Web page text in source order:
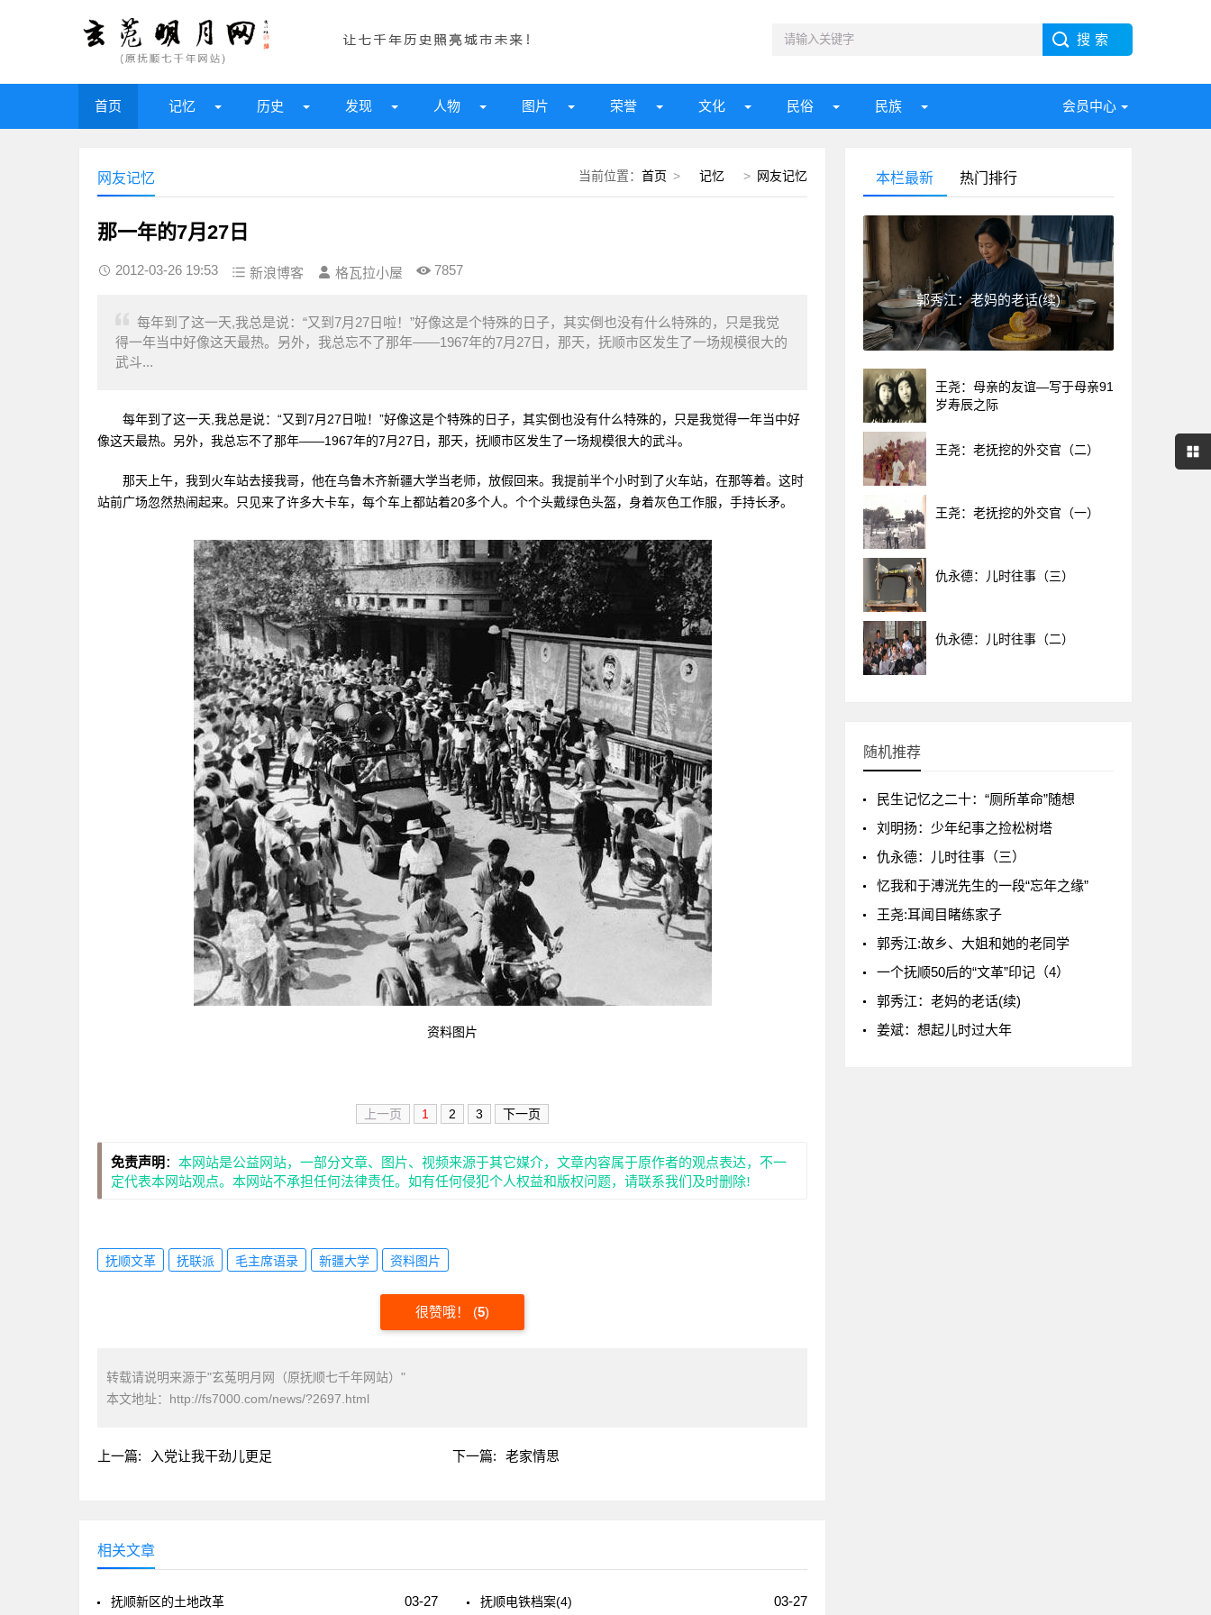
首页 记忆 历史 发现 人物 图片 荣誉 文化 民俗 民族 会员中心
当前位置： 首页 > 记忆 > 网友记忆
网友记忆
那一年的7月27日
2012-03-26 19:53 新浪博客 格瓦拉小屋 7857
每年到了这一天,我总是说：“又到7月27日啦！”好像这是个特殊的日子，其实倒也没有什么特殊的，只是我觉
得一年当中好像这天最热。另外，我总忘不了那年——1967年的7月27日，那天，抚顺市区发生了一场规模很大的
武斗...
每年到了这一天,我总是说：“又到7月27日啦！”好像这是个特殊的日子，其实倒也没有什么特殊的，只是我觉得一年当中好
像这天最热。另外，我总忘不了那年——1967年的7月27日，那天，抚顺市区发生了一场规模很大的武斗。
那天上午，我到火车站去接我哥，他在乌鲁木齐新疆大学当老师，放假回来。我提前半个小时到了火车站，在那等着。这时
站前广场忽然热闹起来。只见来了许多大卡车，每个车上都站着20多个人。个个头戴绿色头盔，身着灰色工作服，手持长矛。
资料图片
上一页 1 2 3 下一页
免责声明 ： 本网站是公益网站，一部分文章、图片、视频来源于其它媒介，文章内容属于原作者的观点表达，不一
定代表本网站观点。本网站不承担任何法律责任。如有任何侵犯个人权益和版权问题，请联系我们及时删除!
抚顺文革 抚联派 毛主席语录 新疆大学 资料图片
很赞哦！ (5)
转载请说明来源于"玄菟明月网（原抚顺七千年网站）"
本文地址： http://fs7000.com/news/?2697.html
上一篇: 入党让我干劲儿更足 下一篇: 老家情思
相关文章
03-27
抚顺新区的土地改革 03-27
抚顺电铁档案(4)
本栏最新 热门排行
郭秀江：老妈的老话(续)
王尧：母亲的友谊—写于母亲91
岁寿辰之际
王尧：老抚挖的外交官（二）
王尧：老抚挖的外交官（一）
仇永德：儿时往事（三）
仇永德：儿时往事（二）
随机推荐
民生记忆之二十：“厕所革命”随想
刘明扬：少年纪事之捡松树塔
仇永德：儿时往事（三）
忆我和于溥洸先生的一段“忘年之缘”
王尧:耳闻目睹练家子
郭秀江:故乡、大姐和她的老同学
一个抚顺50后的“文革”印记（4）
郭秀江：老妈的老话(续)
姜斌：想起儿时过大年